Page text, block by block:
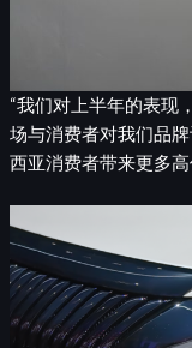
“我们对上半年的表现
场与消费者对我们品
西亚消费者带来更多